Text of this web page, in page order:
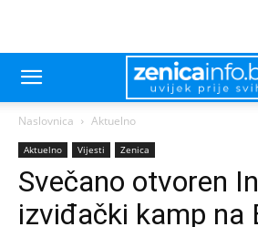
Naslovnica Aktuelno
Aktuelno Vijesti Zenica
Svečano otvoren
izviđački kamp na